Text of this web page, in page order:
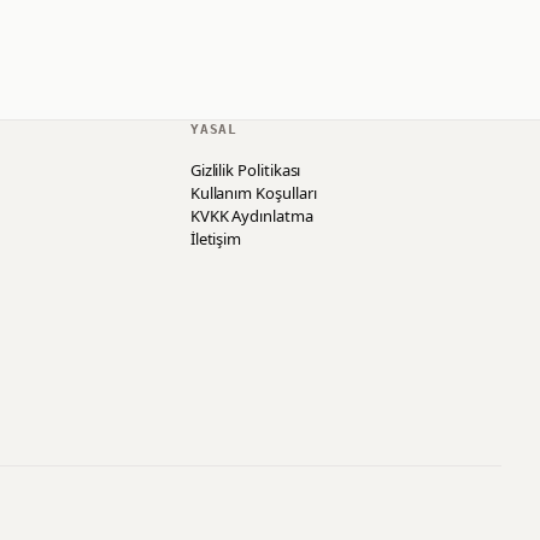
YASAL
Gizlilik Politikası
Kullanım Koşulları
KVKK Aydınlatma
İletişim